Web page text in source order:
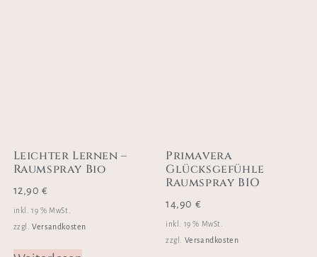
Leichter Lernen –
Raumspray Bio
12,90€
inkl. 19 % MwSt.
zzgl.Versandkosten
Primavera
Glücksgefühle
Raumspray BIO
14,90 €
inkl. 19 % MwSt.
zzgl. Versandkosten